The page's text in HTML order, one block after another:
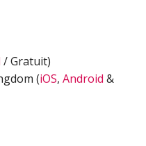
/ Gratuit)
(iOS, Android &